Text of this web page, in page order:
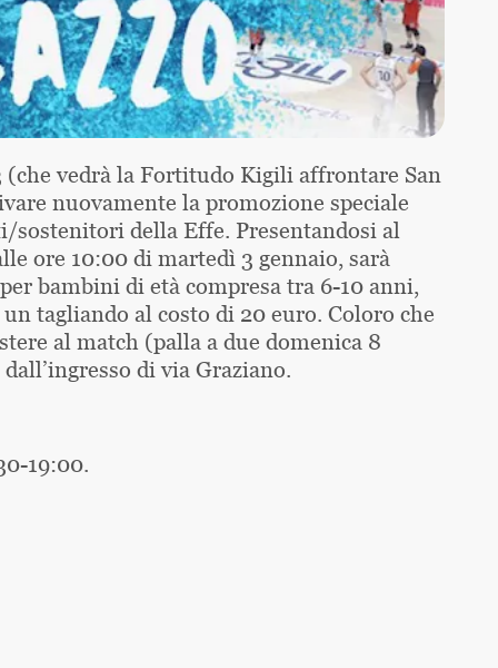
vedrà la Fortitudo Kigili affrontare San
nuovamente la promozione speciale
sostenitori della Effe. Presentandosi al
ore 10:00 di martedì 3 gennaio, sarà
bambini di età compresa tra 6-10 anni,
tagliando al costo di 20 euro. Coloro che
al match (palla a due domenica 8
di via Graziano.
19:00.